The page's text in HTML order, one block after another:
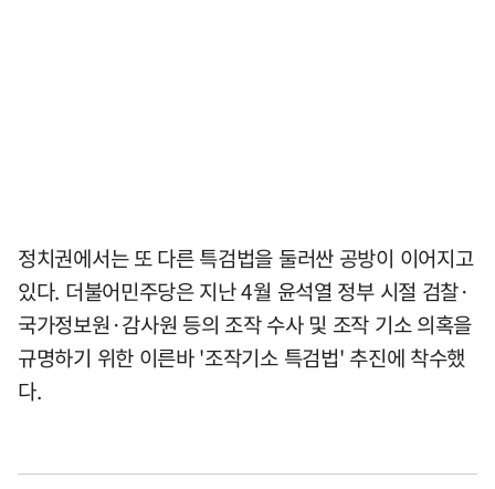
정치권에서는 또 다른 특검법을 둘러싼 공방이 이어지고
있다. 더불어민주당은 지난 4월 윤석열 정부 시절 검찰·
국가정보원·감사원 등의 조작 수사 및 조작 기소 의혹을
규명하기 위한 이른바 '조작기소 특검법' 추진에 착수했
다.